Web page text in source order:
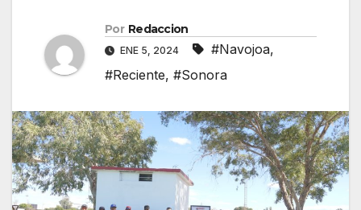
Por Redaccion
ENE 5, 2024 #Navojoa,
#Reciente, #Sonora